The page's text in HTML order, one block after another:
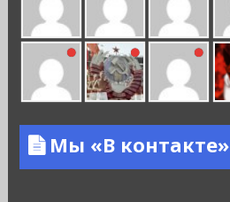
Мы «В контакте»